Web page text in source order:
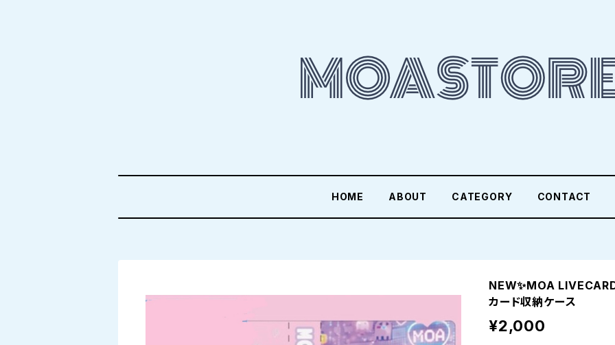
HOME ABOUT CATEGORY CONTACT
NEW✨MOA
カード収納ケース
¥2,000